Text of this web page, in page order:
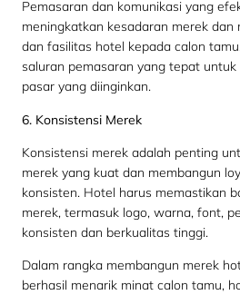
Pemasaran dan komunikasi yang
meningkatkan kesadaran merek dan
dan fasilitas hotel kepada calon
saluran pemasaran yang tepat
pasar yang diinginkan.
6. Konsistensi Merek
Konsistensi merek adalah penting
merek yang kuat dan membangun
konsisten. Hotel harus memastikan
merek, termasuk logo, warna, font,
konsisten dan berkualitas tinggi.
Dalam rangka membangun merek
berhasil menarik minat calon tamu,